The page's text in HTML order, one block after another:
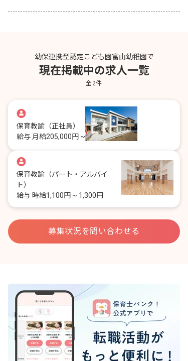
幼保連携型認定こども園富山幼稚園で
現在掲載中の求人一覧
全2件
保育教諭 （正社員）
給与 月給205,000円 ~
保育教諭 （パート・アルバイ
ト）
給与時給1,100円 ~ 1,300円
募集状況を問い合わせる